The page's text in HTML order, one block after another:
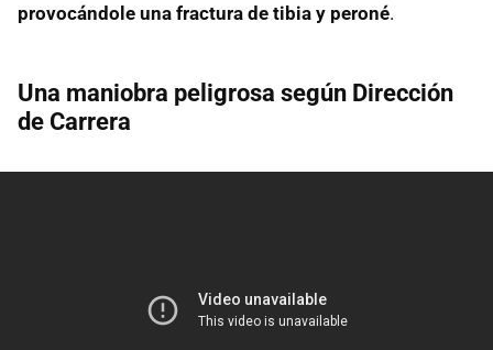
provocándole una fractura de tibia y peroné.
Una maniobra peligrosa según Dirección
de Carrera